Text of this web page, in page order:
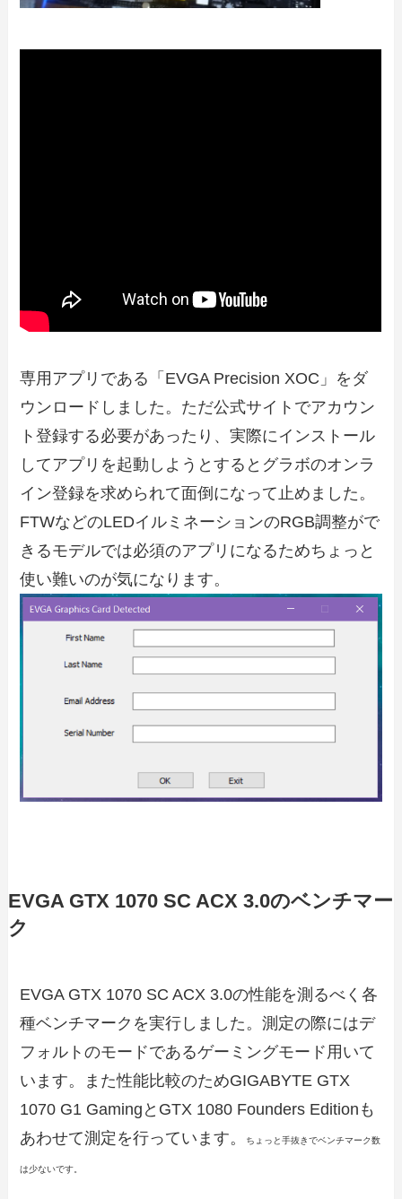
専用アプリである「EVGA Precision XOC」をダ
ウンロードしました。ただ公式サイトでアカウン
ト登録する必要があったり、実際にインストール
してアプリを起動しようとするとグラボのオンラ
イン登録を求められて面倒になって止めました。
FTWなどのLEDイルミネーションのRGB調整がで
きるモデルでは必須のアプリになるためちょっと
使い難いのが気になります。
EVGA GTX 1070 SC ACX 3.0のベンチマー
ク
EVGA GTX 1070 SC ACX 3.0の性能を測るべく各
種ベンチマークを実行しました。測定の際にはデ
フォルトのモードであるゲーミングモード用いて
います。また性能比較のためGIGABYTE GTX
1070 G1 GamingとGTX 1080 Founders Editionも
あわせて測定を行っています。
ちょっと手抜きでベンチマーク数
は少ないです。